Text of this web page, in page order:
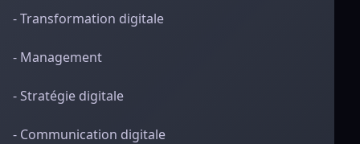
- Transformation digitale
- Management
- Stratégie digitale
- Communication digitale